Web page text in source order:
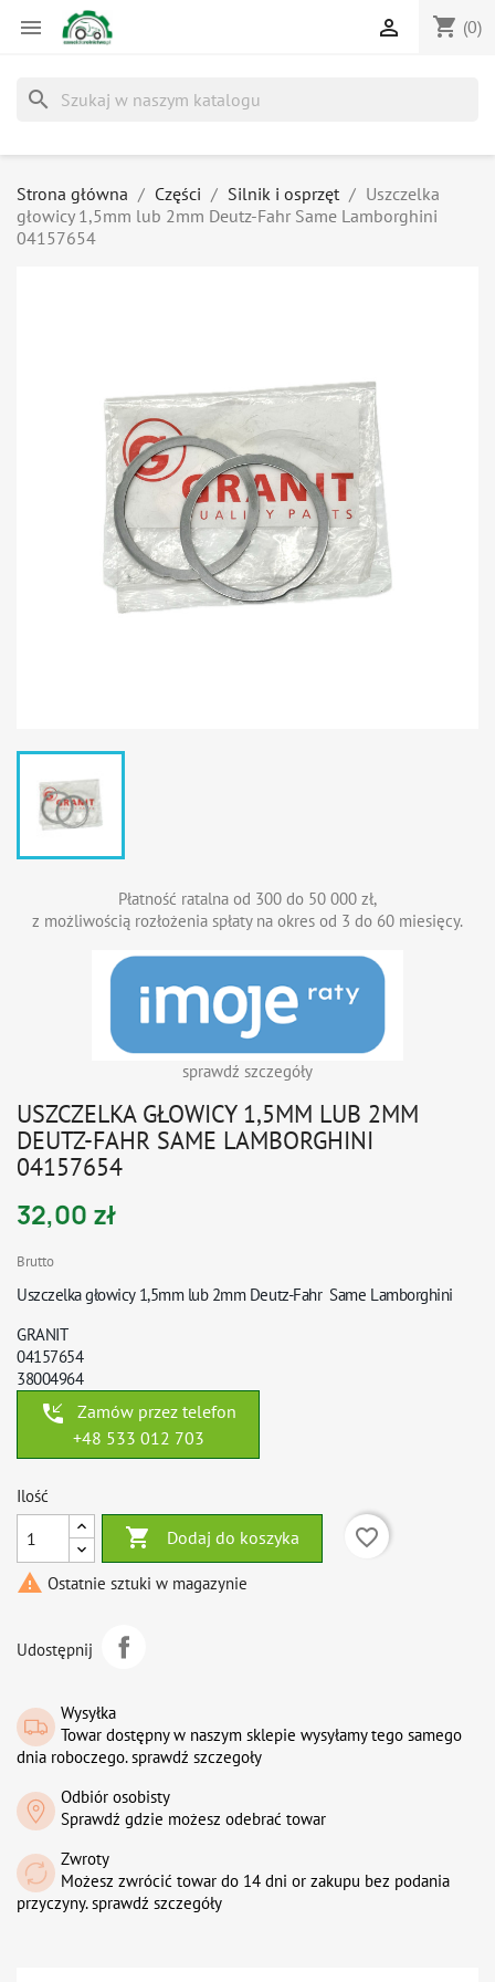
 shopping_cart (0)

search
Strona główna Części Silnik i osprzęt
Uszczelka
głowicy 1,5mm lub 2mm Deutz-Fahr Same Lamborghini
04157654
Płatność ratalna od 300 do 50 000 zł,
z możliwością rozłożenia spłaty na okres od 3 do 60 miesięcy.
sprawdź szczegóły
USZCZELKA GŁOWICY 1,5MM LUB 2MM
DEUTZ-FAHR SAME LAMBORGHINI
04157654
32,00 zł
Brutto
Uszczelka głowicy 1,5mm lub 2mm Deutz-Fahr Same Lamborghini
GRANIT
04157654
38004964
phone_callback
Zamów przez telefon
+48 533 012 703
Ilość
 Dodaj do koszyka
favorite_border
 Ostatnie sztuki w magazynie
Udostępnij
Wysyłka
Towar dostępny w naszym sklepie wysyłamy tego samego
dnia roboczego. sprawdź szczegoły
Odbiór osobisty
Sprawdź gdzie możesz odebrać towar
Zwroty
Możesz zwrócić towar do 14 dni or zakupu bez podania
przyczyny. sprawdź szczegóły